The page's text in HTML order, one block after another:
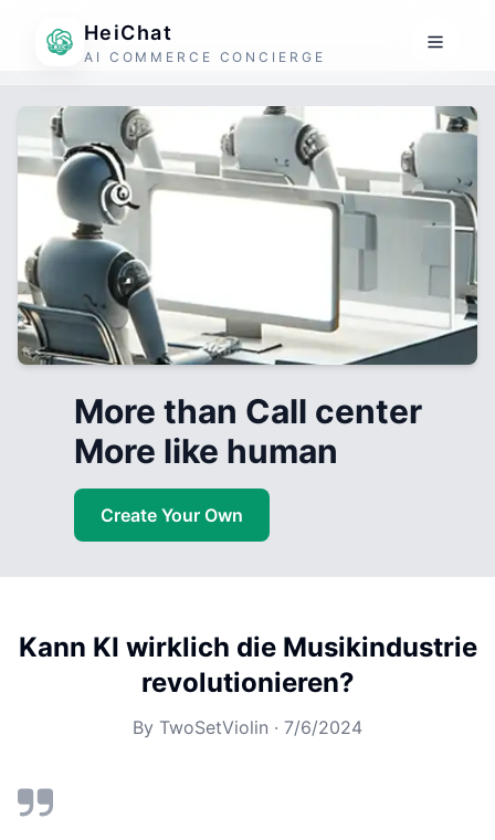
HeiChat
AI COMMERCE CONCIERGE
More than Call center
More like human
Create Your Own
Kann KI wirklich die Musikindustrie
revolutionieren?
By TwoSetViolin · 7/6/2024